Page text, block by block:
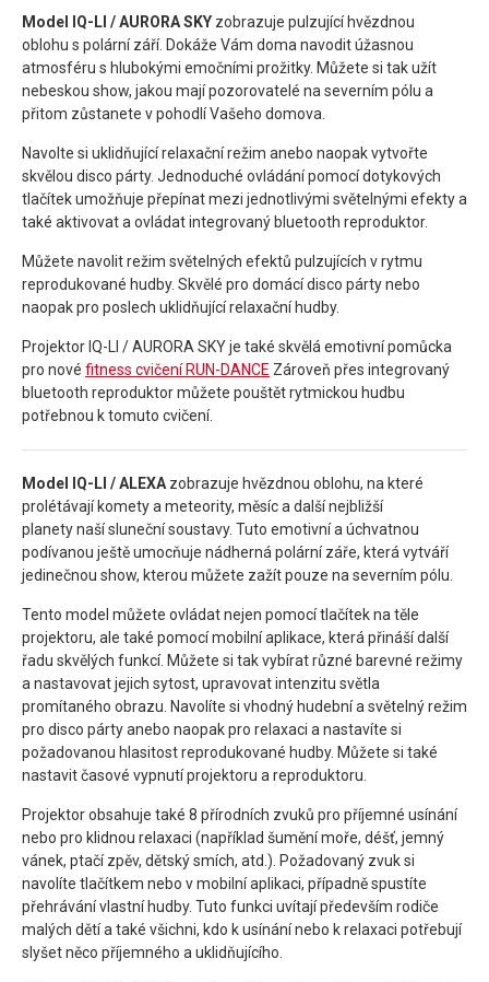
Model IQ-LI / AURORA SKY zobrazuje pulzující hvězdnou
oblohu s polární září. Dokáže Vám doma navodit úžasnou
atmosféru s hlubokými emočními prožitky. Můžete si tak užít
nebeskou show, jakou mají pozorovatelé na severním pólu a
přitom zůstanete v pohodlí Vašeho domova.
Navolte si uklidňující relaxační režim anebo naopak vytvořte
skvělou disco párty. Jednoduché ovládání pomocí dotykových
tlačítek umožňuje přepínat mezi jednotlivými světelnými efekty a
také aktivovat a ovládat integrovaný bluetooth reproduktor.
Můžete navolit režim světelných efektů pulzujících v rytmu
reprodukované hudby. Skvělé pro domácí disco párty nebo
naopak pro poslech uklidňující relaxační hudby.
Projektor IQ-LI / AURORA SKY je také skvělá emotivní pomůcka
pro nové fitness cvičení RUN-DANCE Zároveň přes integrovaný
bluetooth reproduktor můžete pouštět rytmickou hudbu
potřebnou k tomuto cvičení.
Model IQ-LI / ALEXA zobrazuje hvězdnou oblohu, na které
prolétávají komety a meteority, měsíc a další nejbližší
planety naší sluneční soustavy. Tuto emotivní a úchvatnou
podívanou ještě umocňuje nádherná polární záře, která vytváří
jedinečnou show, kterou můžete zažít pouze na severním pólu.
Tento model můžete ovládat nejen pomocí tlačítek na těle
projektoru, ale také pomocí mobilní aplikace, která přináší další
řadu skvělých funkcí. Můžete si tak vybírat různé barevné režimy
a nastavovat jejich sytost, upravovat intenzitu světla
promítaného obrazu. Navolíte si vhodný hudební a světelný režim
pro disco párty anebo naopak pro relaxaci a nastavíte si
požadovanou hlasitost reprodukované hudby. Můžete si také
nastavit časové vypnutí projektoru a reproduktoru.
Projektor obsahuje také 8 přírodních zvuků pro příjemné usínání
nebo pro klidnou relaxaci (například šumění moře, déšť, jemný
vánek, ptačí zpěv, dětský smích, atd.). Požadovaný zvuk si
navolíte tlačítkem nebo v mobilní aplikaci, případně spustíte
přehrávání vlastní hudby. Tuto funkci uvítají především rodiče
malých dětí a také všichni, kdo k usínání nebo k relaxaci potřebují
slyšet něco příjemného a uklidňujícího.